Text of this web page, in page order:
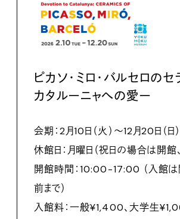
ピカソ・ミロ・バルセロのセ
カタルーニャへの愛ー
会期：2月10日（火）〜12月20日（日）
休館日：月曜日（祝日の場合は開館
開館時間：10:00-17:00 （入館
前まで）
入館料：一般¥1,400、大学生